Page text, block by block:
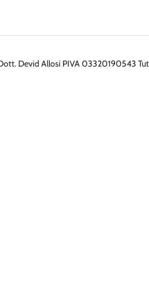
Devid Allosi PIVA 03320190543